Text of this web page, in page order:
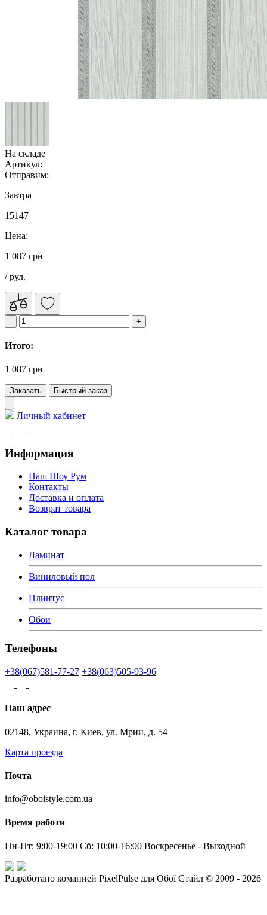
На складе
Артикул:
Отправим:
Завтра
15147
Цена:
1 087 грн
/ рул.
Итого:
1 087 грн
Заказать Быстрый заказ
Личный кабинет
Информация
Наш Шоу Рум
Контакты
Доставка и оплата
Возврат товара
Каталог товара
Ламинат
Виниловый пол
Плинтус
Обои
Телефоны
+38(067)581-77-27 +38(063)505-93-96
Наш адрес
02148, Украина, г. Киев, ул. Мрии, д. 54
Карта проезда
Почта
info@oboistyle.com.ua
Время работи
Пн-Пт: 9:00-19:00 Сб: 10:00-16:00 Воскресенье - Выходной
Разработано команией PixelPulse для Обої Стайл © 2009 - 2026